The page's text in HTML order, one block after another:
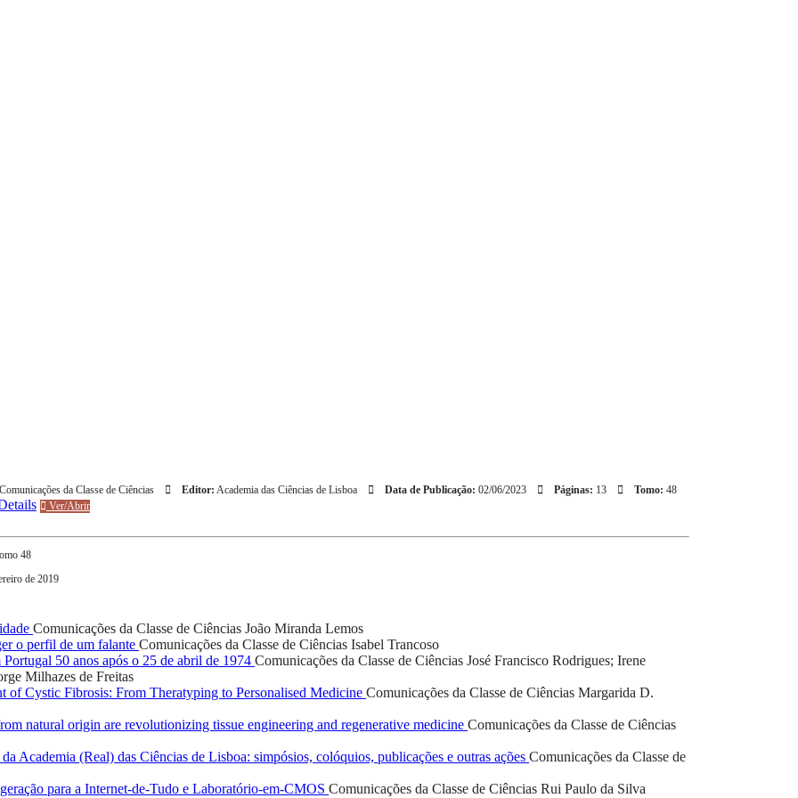
Comunicações da Classe de Ciências Editor: Academia das Ciências de Lisboa Data de Publicação: 02/06/2023 Páginas: 13 Tomo: 48
Ver/Abrir
48
de 2019
Comunicações da Classe de Ciências João Miranda Lemos
o perfil de um falante Comunicações da Classe de Ciências Isabel Trancoso
50 anos após o 25 de abril de 1974 Comunicações da Classe de Ciências José Francisco Rodrigues; Irene
Milhazes de Freitas
of Cystic Fibrosis: From Theratyping to Personalised Medicine Comunicações da Classe de Ciências Margarida D.
natural origin are revolutionizing tissue engineering and regenerative medicine Comunicações da Classe de Ciências
Academia (Real) das Ciências de Lisboa: simpósios, colóquios, publicações e outras ações Comunicações da Classe de
para a Internet-de-Tudo e Laboratório-em-CMOS Comunicações da Classe de Ciências Rui Paulo da Silva